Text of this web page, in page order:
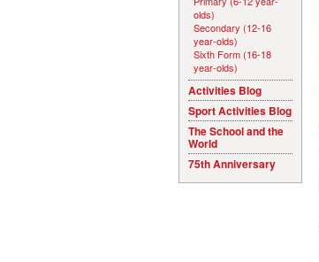
olds)
Secondary (12-16
year-olds)
Sixth Form (16-18
year-olds)
Activities Blog
Sport Activities Blog
The School and the
World
75th Anniversary